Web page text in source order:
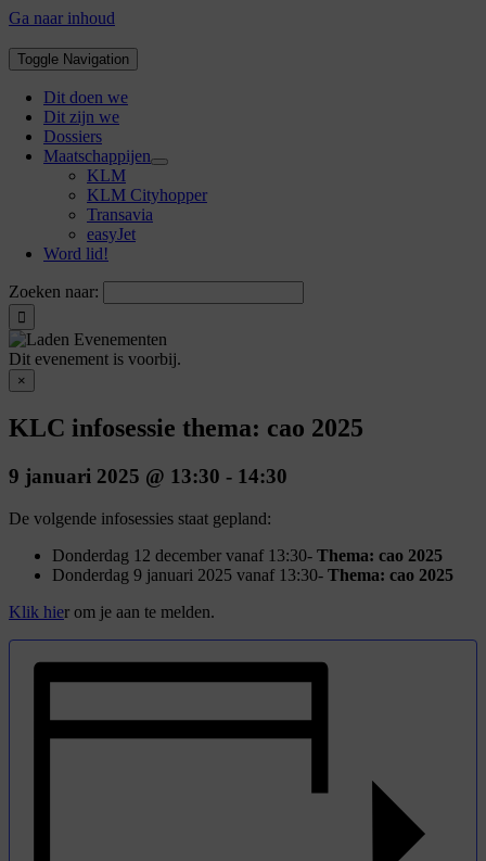
Ga naar inhoud
Toggle Navigation
Dit doen we
Dit zijn we
Dossiers
Maatschappijen
KLM
KLM Cityhopper
Transavia
easyJet
Word lid!
Zoeken naar:
Dit evenement is voorbij.
×
KLC infosessie thema: cao 2025
9 januari 2025 @ 13:30 - 14:30
De volgende infosessies staat gepland:
Donderdag 12 december vanaf 13:30- Thema: cao 2025
Donderdag 9 januari 2025 vanaf 13:30- Thema: cao 2025
Klik hier om je aan te melden.